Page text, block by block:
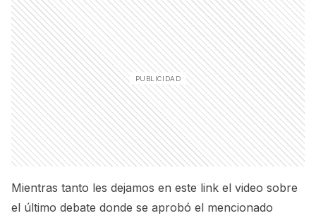
Mientras tanto les dejamos en este link el video sobre
el último debate donde se aprobó el mencionado